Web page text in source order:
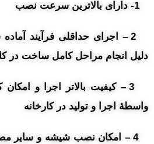
2 – اجرای حداقلی فرآیند
دلیل انجام مراحل کامل ساخت در
3 – کیفیت بالاتر اجرا و
واسطۀ اجرا و تولید در کارخانه
4 – امکان نصب شیشه و سایر